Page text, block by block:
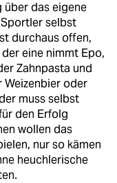
über das eigene
selbst
durchaus offen,
eine nimmt Epo,
Zahnpasta und
Weizenbier oder
muss selbst
den Erfolg
wollen das
nur so kämen
heuchlerische